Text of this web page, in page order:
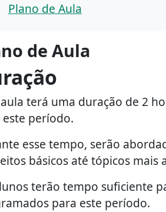
Plano de Aula
de Aula
aula terá uma duração de 2
este período.
esse tempo, serão
básicos até tópicos mais
terão tempo suficiente
para este período.